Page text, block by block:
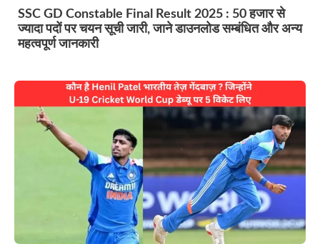
SSC GD Constable Final Result 2025 : 50 हजार से
ज्यादा पदों पर चयन सूची जारी, जाने डाउनलोड सम्बंधित और अन्य
महत्वपूर्ण जानकारी